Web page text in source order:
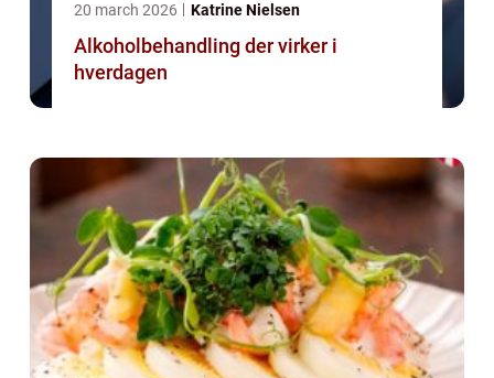
20 march 2026 Katrine Nielsen
Alkoholbehandling der virker i
hverdagen